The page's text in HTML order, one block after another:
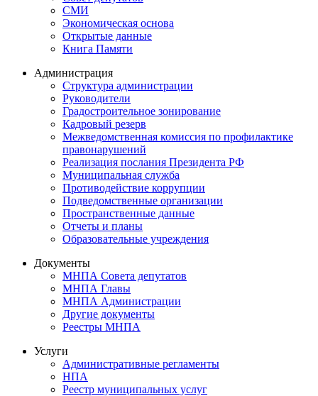
СМИ
Экономическая основа
Открытые данные
Книга Памяти
Администрация
Структура администрации
Руководители
Градостроительное зонирование
Кадровый резерв
Межведомственная комиссия по профилактике
правонарушений
Реализация послания Президента РФ
Муниципальная служба
Противодействие коррупции
Подведомственные организации
Пространственные данные
Отчеты и планы
Образовательные учреждения
Документы
МНПА Совета депутатов
МНПА Главы
МНПА Администрации
Другие документы
Реестры МНПА
Услуги
Административные регламенты
НПА
Реестр муниципальных услуг